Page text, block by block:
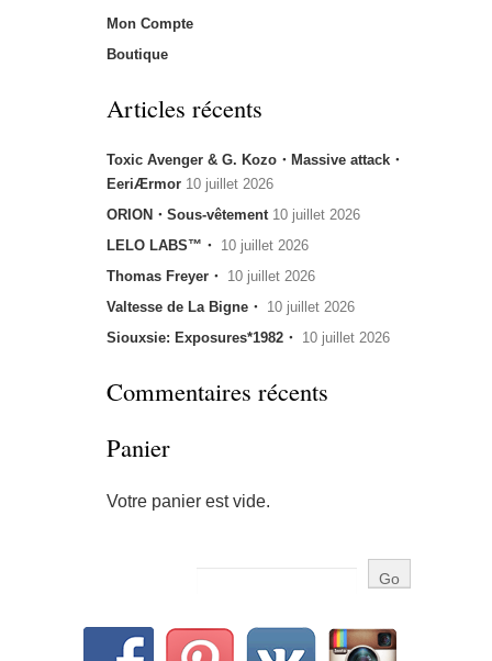
Mon Compte
Boutique
Articles récents
Toxic Avenger & G. Kozo・Massive attack・
EeriÆrmor 10 juillet 2026
ORION・Sous-vêtement 10 juillet 2026
LELO LABS™・ 10 juillet 2026
Thomas Freyer・ 10 juillet 2026
Valtesse de La Bigne・ 10 juillet 2026
Siouxsie: Exposures*1982・ 10 juillet 2026
Commentaires récents
Panier
Votre panier est vide.